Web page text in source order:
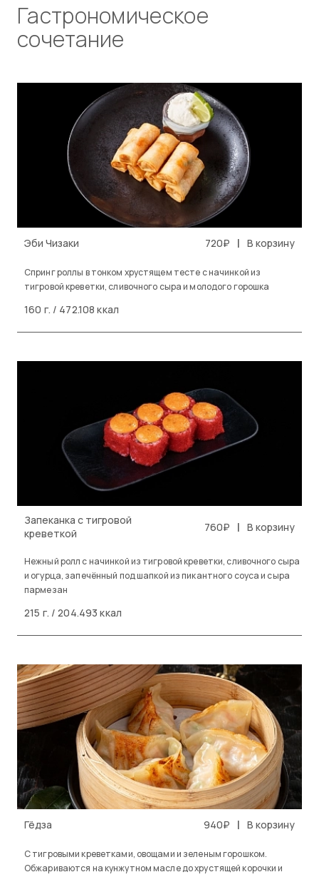
Гастрономическое
сочетание
Эби Чизаки 720₽ | В корзину
Спринг роллы в тонком хрустящем тесте с начинкой из
тигровой креветки, сливочного сыра и молодого горошка
160 г. / 472.108 ккал
Запеканка с тигровой
креветкой
760₽ | В корзину
Нежный ролл с начинкой из тигровой креветки, сливочного сыра
и огурца, запечённый под шапкой из пикантного соуса и сыра
пармезан
215 г. / 204.493 ккал
Гёдза 940₽ | В корзину
С тигровыми креветками, овощами и зеленым горошком.
Обжариваются на кунжутном масле до хрустящей корочки и